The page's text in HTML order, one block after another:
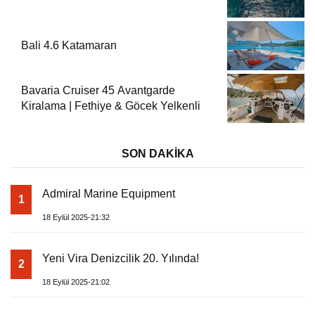
Bali 4.6 Katamaran
Bavaria Cruiser 45 Avantgarde
Kiralama | Fethiye & Göcek Yelkenli
SON DAKİKA
1 Admiral Marine Equipment
18 Eylül 2025-21:32
2 Yeni Vira Denizcilik 20. Yılında!
18 Eylül 2025-21:02